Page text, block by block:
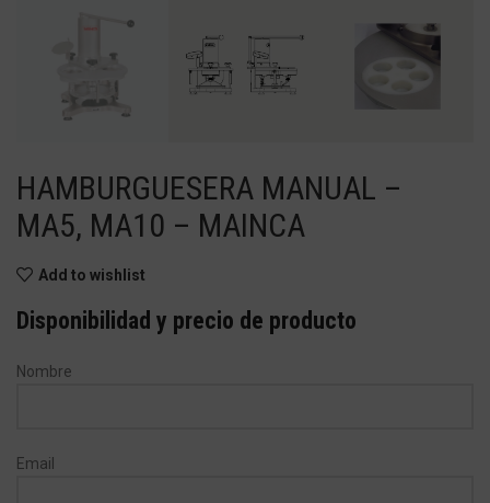
HAMBURGUESERA MANUAL –
MA5, MA10 – MAINCA
Add to wishlist
Disponibilidad y precio de producto
Nombre
Email